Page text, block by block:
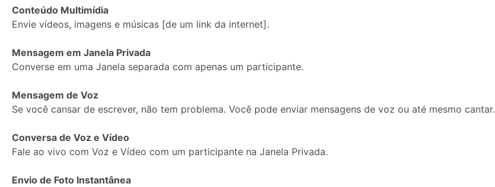
Imagem
de
Conteúdo Multimídia
Envie vídeos, imagens e músicas [de um link da internet].
Mensagem em Janela Privada
Converse em uma Janela separada com apenas um participante.
Mensagem de Voz
Se você cansar de escrever, não tem problema. Você pode enviar mensagens de voz ou até mesmo cantar.
Conversa de Voz e Vídeo
Fale ao vivo com Voz e Vídeo com um participante na Janela Privada.
Envio de Foto Instantânea